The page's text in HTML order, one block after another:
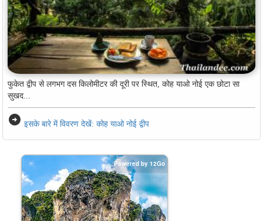
फुकेत द्वीप से लगभग दस किलोमीटर की दूरी पर स्थित, कोह याओ नोई एक छोटा सा
सुखद...
arrow_circle_right इसके बारे में विवरण देखें: कोह याओ नोई द्वीप